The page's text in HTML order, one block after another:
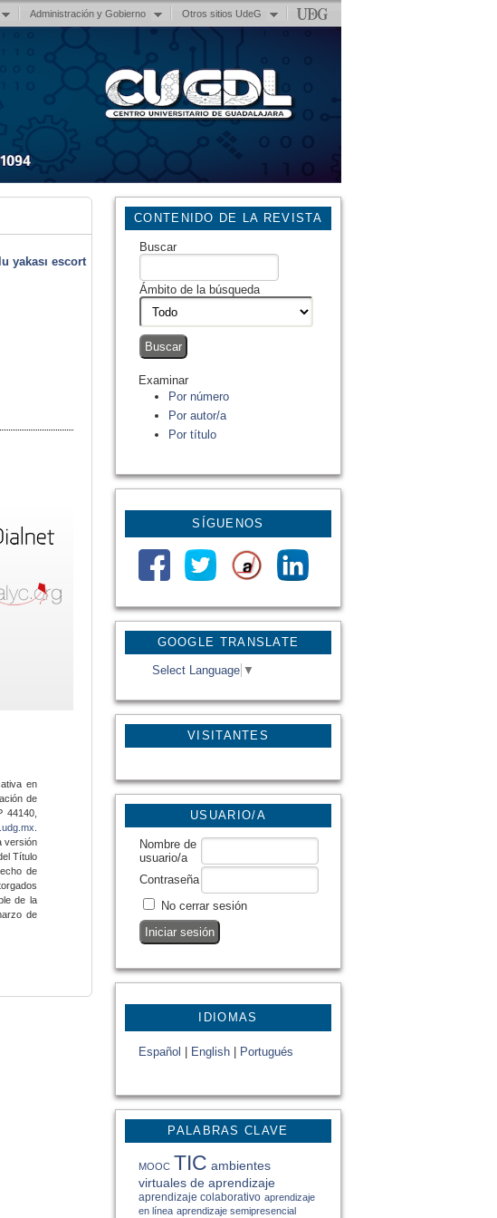
Administración y Gobierno Otros sitios UdeG
GOOGLE TRANSLATE
Select Language ▼
VISITANTES
CONTENIDO DE LA REVISTA
Buscar
Ámbito de la búsqueda
Examinar
Por número
Por autor/a
Por título
SÍGUENOS
USUARIO/A
Nombre de
usuario/a
Contraseña
No cerrar sesión
IDIOMAS
Español English Portugués
PALABRAS CLAVE
MOOC TIC ambientes
virtuales de aprendizaje
aprendizaje colaborativo aprendizaje
en línea aprendizaje semipresencial
yakası escort
en
de
44140,
versión
Título
de
de la
de